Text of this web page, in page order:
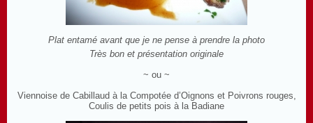
Plat entamé avant que je ne pense à prendre la photo
Très bon et présentation originale
~ ou ~
Viennoise de Cabillaud à la Compotée d’Oignons et Poivrons rouges,
Coulis de petits pois à la Badiane